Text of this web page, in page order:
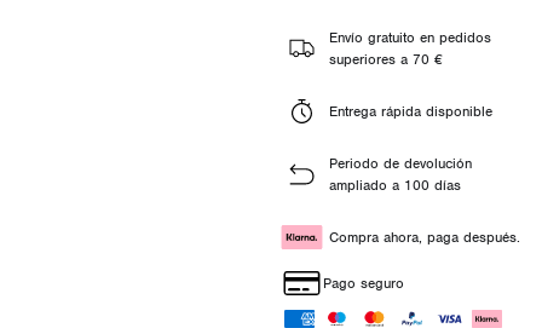
Envío gratuito en pedidos
superiores a 70 €
Entrega rápida disponible
Periodo de devolución
ampliado a 100 días
Compra ahora, paga después.
Pago seguro